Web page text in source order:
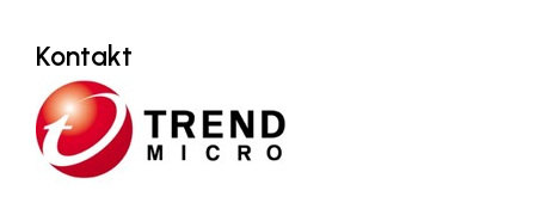
Kontakt